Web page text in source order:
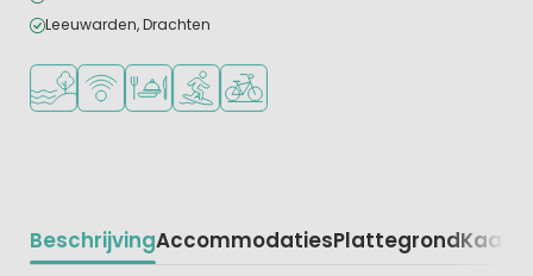
Leeuwarden, Drachten
Ligt bij het water
WiFi beschikbaar
Restaurant of pizzeria
Watersportfaciliteiten
Fietsverhuur
BeschrijvingAccommodatiesPlattegrondKaart